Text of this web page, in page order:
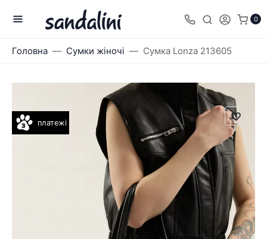
0
Головна Сумки жіночі Сумка Lonza 213605
платежі